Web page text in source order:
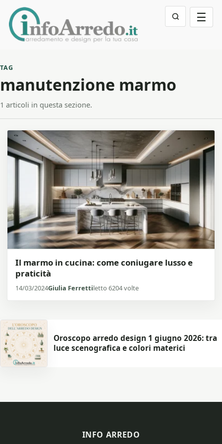
☰
TAG
manutenzione marmo
1 articoli in questa sezione.
Il marmo in cucina: come coniugare lusso e
praticità
14/03/2024Giulia Ferrettiletto 6204 volte
Oroscopo arredo design 1 giugno 2026: tra
luce scenografica e colori materici
INFO ARREDO